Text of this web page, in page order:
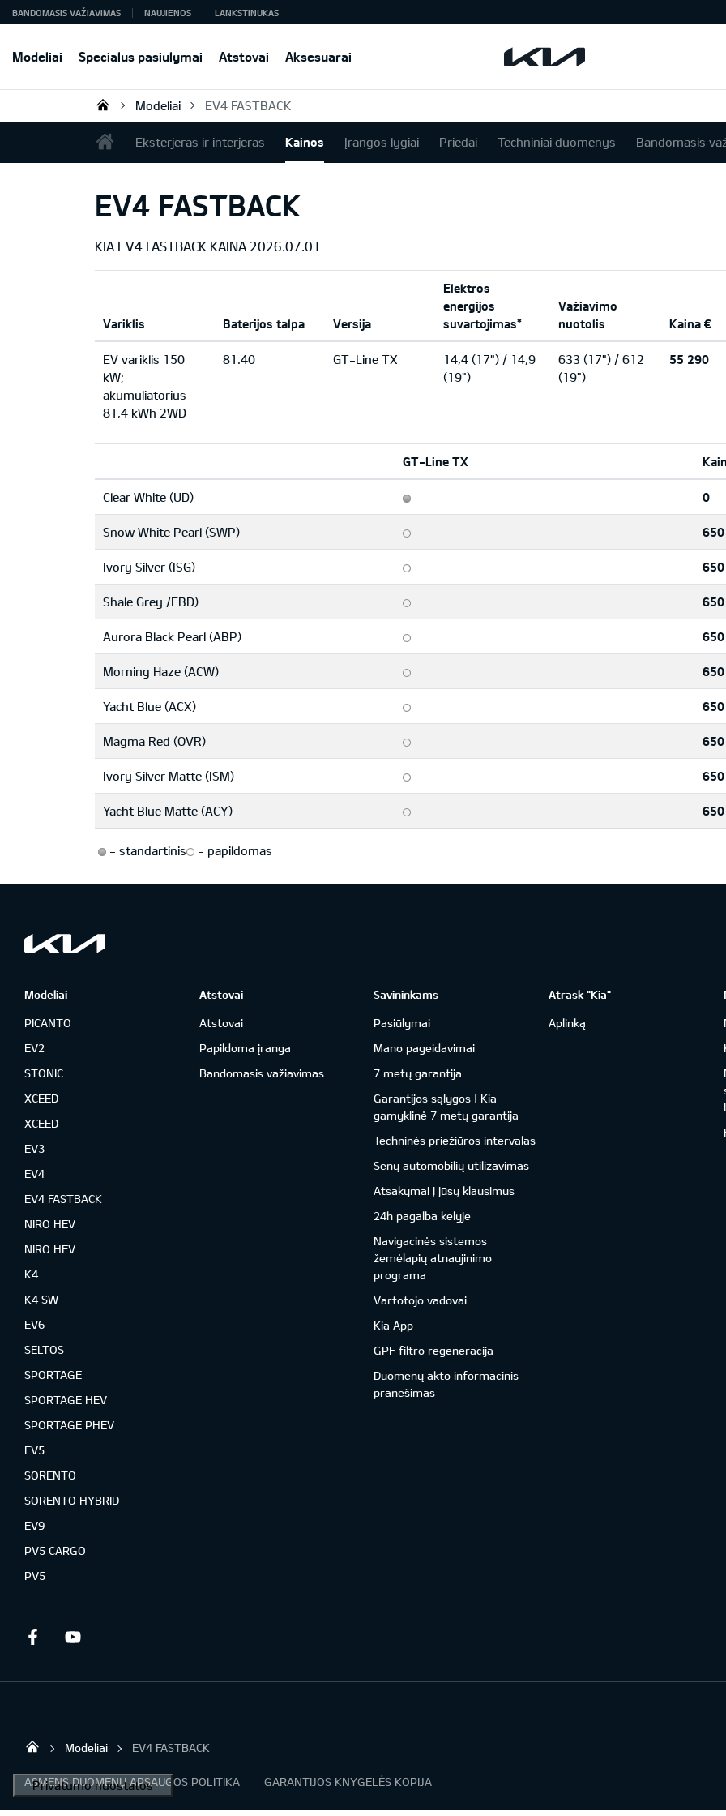
Modeliai Specialūs pasiūlymai Atstovai Aksesuarai
BANDOMASIS VAŽIAVIMAS NAUJIENOS LANKSTINUKAS
KIA AUTO AS
Modeliai EV4 FASTBACK
Eksterjeras ir interjeras Kainos Įrangos lygiai Priedai Techniniai duomenys Bandomasis
EV4 FASTBACK
KIA EV4 FASTBACK KAINA 2026.07.01
Variklis Baterijos talpa Versija
Elektros
energijos
suvartojimas*
Važiavimo
nuotolis
Kaina €
EV variklis 150
kW;
akumuliatorius
81,4 kWh 2WD
81.40 GT-Line TX
14,4 (17") / 14,9
(19")
633 (17") / 612
(19")
55 290
GT-Line TX
Clear White (UD) 0
Snow White Pearl (SWP) 650
Ivory Silver (ISG) 650
Shale Grey /EBD) 650
Aurora Black Pearl (ABP) 650
Morning Haze (ACW) 650
Yacht Blue (ACX) 650
Magma Red (OVR) 650
Ivory Silver Matte (ISM) 650
Yacht Blue Matte (ACY) 650
- standartinis - papildomas
Modeliai
PICANTO
EV2
STONIC
XCEED
XCEED
EV3
EV4
EV4 FASTBACK
NIRO HEV
NIRO HEV
K4
K4 SW
EV6
SELTOS
SPORTAGE
SPORTAGE HEV
SPORTAGE PHEV
EV5
SORENTO
SORENTO HYBRID
EV9
PV5 CARGO
PV5
Atstovai
Atstovai
Papildoma įranga
Bandomasis važiavimas
Savininkams
Pasiūlymai
Mano pageidavimai
7 metų garantija
Garantijos sąlygos | Kia
gamyklinė 7 metų garantija
Techninės priežiūros intervalas
Senų automobilių utilizavimas
Atsakymai į jūsų klausimus
24h pagalba kelyje
Navigacinės sistemos
žemėlapių atnaujinimo
programa
Vartotojo vadovai
Kia App
GPF filtro regeneracija
Duomenų akto informacinis
pranešimas
Atrask "Kia"
Aplinką
Facebook
KIA AUTO AS
Modeliai EV4 FASTBACK
ASMENS DUOMENŲ APSAUGOS POLITIKA GARANTIJOS KNYGELĖS KOPIJA